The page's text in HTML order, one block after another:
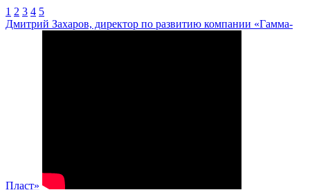
1 2 3 4 5
Дмитрий Захаров, директор по развитию компании «Гамма-
Пласт»